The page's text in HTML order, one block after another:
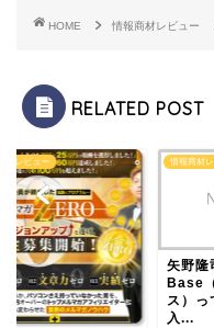
HOME 情報商材レビュー
RELATED POST
材レビュー 情報商材
矢野
Base
ス）っ
入...